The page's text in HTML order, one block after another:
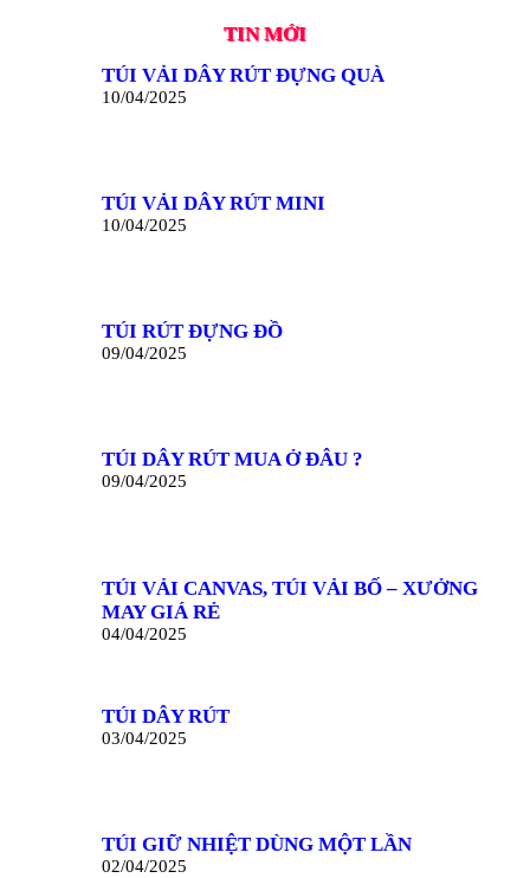
TIN MỚI
TÚI VẢI DÂY RÚT ĐỰNG QUÀ
10/04/2025
TÚI VẢI DÂY RÚT MINI
10/04/2025
TÚI RÚT ĐỰNG ĐỒ
09/04/2025
TÚI DÂY RÚT MUA Ở ĐÂU ?
09/04/2025
TÚI VẢI CANVAS, TÚI VẢI BỐ – XƯỞNG
MAY GIÁ RẺ
04/04/2025
TÚI DÂY RÚT
03/04/2025
TÚI GIỮ NHIỆT DÙNG MỘT LẦN
02/04/2025